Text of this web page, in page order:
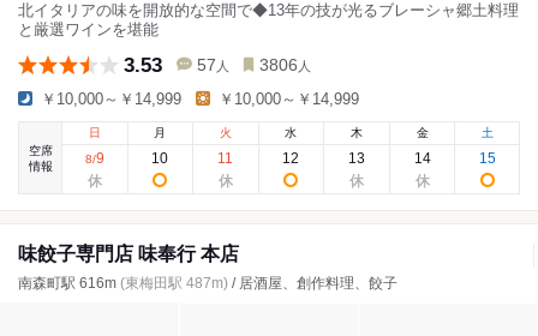
北イタリアの味を開放的な空間で◆13年の技が光るブレーシャ郷土料理
と厳選ワインを堪能
3.53 57 人 3806 人
￥10,000～￥14,999 ￥10,000～￥14,999
空席
情報
日
8/9
月
10
火
11
水
12
木
13
金
14
土
15
味餃子専門店 味奉行 本店
南森町駅 616m (東梅田駅 487m) / 居酒屋、創作料理、餃子